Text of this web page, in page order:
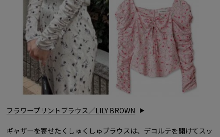
フラワープリントブラウス／LILY BROWN
ギャザーを寄せたくしゅくしゅブラウスは、デコルテを開けてスッ